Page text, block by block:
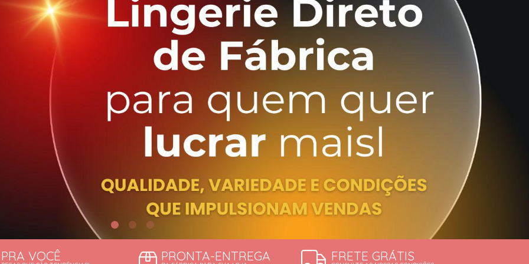
TODOS DE SUTIÃS
TODOS DE DESCONTOS IMPERDÍVEIS
PRA VOCÊ PRONTA-ENTREGA FRETE GRÁTIS